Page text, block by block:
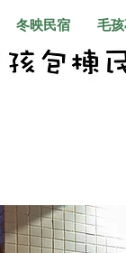
冬映民宿 毛